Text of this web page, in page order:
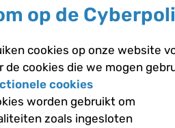
Dit wordt
helderrode bloed in de
op de
cookies op onze website
de cookies die we mogen
cookies
worden gebruikt om
zoals ingesloten